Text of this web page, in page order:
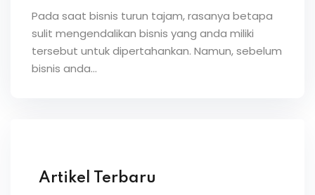
Pada saat bisnis turun tajam, rasanya betapa
sulit mengendalikan bisnis yang anda miliki
tersebut untuk dipertahankan. Namun, sebelum
bisnis anda…
Artikel Terbaru